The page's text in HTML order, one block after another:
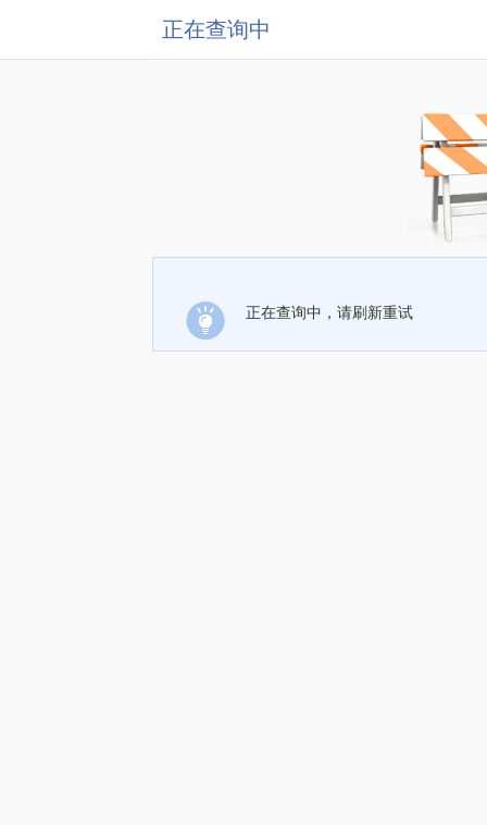
正在查询中
正在查询中，请刷新重试